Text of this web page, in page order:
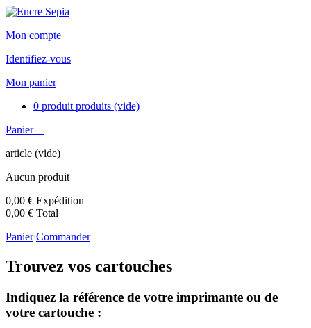
Mon compte
Identifiez-vous
Mon panier
0 produit produits (vide)
Panier
article (vide)
Aucun produit
0,00 € Expédition
0,00 € Total
Panier Commander
Trouvez vos cartouches
Indiquez la référence de votre imprimante ou de
votre cartouche :